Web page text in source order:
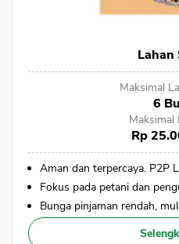
Lahan
Maksimal
6
Maksimal
Rp
Aman dan terpercaya. P2P
Fokus pada petani dan
Bunga pinjaman rendah,